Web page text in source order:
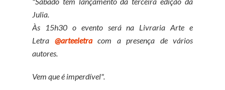
Julia.
Às 15h30 o evento será na Livraria Arte e
Letra @arteeletracom a presença de vários
autores.
Vem que é imperdível".